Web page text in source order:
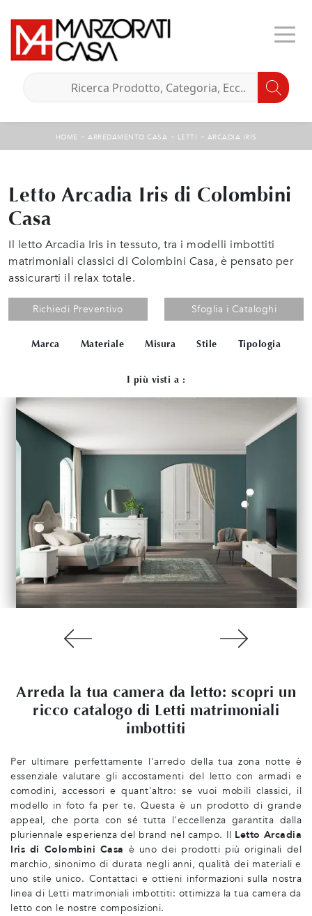
HOME - ARREDAMENTO CASA - LETTI - ARCADIA IRIS
Letto Arcadia Iris di Colombini
Casa
Il letto Arcadia Iris in tessuto, tra i modelli imbottiti
matrimoniali classici di Colombini Casa, è pensato per
assicurarti il relax totale.
Richiedi Preventivo Sfoglia i Cataloghi
Marca Materiale Misura Stile Tipologia
I più visti a :
Arreda la tua camera da letto: scopri un
ricco catalogo di Letti matrimoniali
imbottiti
Per ultimare perfettamente l'arredo della tua zona notte è
essenziale valutare gli accostamenti del letto con armadi e
comodini, accessori e quant'altro: se vuoi mobili classici, il
modello in foto fa per te. Questa è un prodotto di grande
appeal, che porta con sé tutta l'eccellenza garantita dalla
pluriennale esperienza del brand nel campo. Il Letto Arcadia
Iris di Colombini Casa è uno dei prodotti più originali del
marchio, sinonimo di durata negli anni, qualità dei materiali e
uno stile unico. Contattaci e ottieni informazioni sulla nostra
linea di Letti matrimoniali imbottiti: ottimizza la tua camera da
letto con le nostre composizioni.